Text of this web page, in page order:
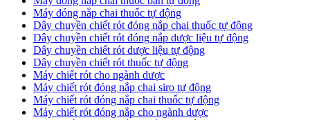
Máy đóng nắp chai thuốc tự động
Dây chuyền chiết rót đóng nắp chai thuốc tự động
​Dây chuyền chiết rót đóng nắp dược liệu tự động
Dây chuyền chiết rót dược liệu tự động
​Dây chuyền chiết rót thuốc tự động
Máy chiết rót cho ngành dược
​Máy chiết rót đóng nắp chai siro tự động
​Máy chiết rót đóng nắp chai thuốc tự động
​Máy chiết rót đóng nắp cho ngành dược